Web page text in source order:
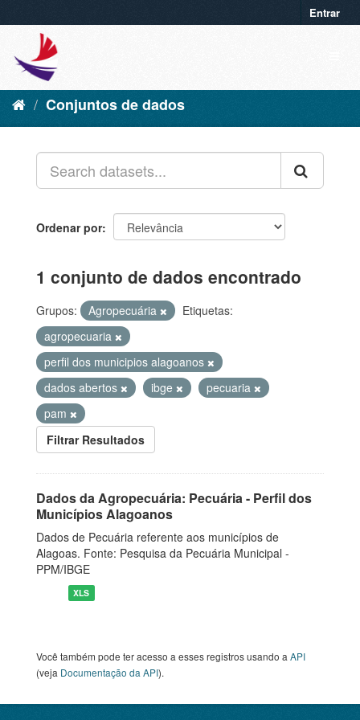
Entrar
Conjuntos de dados
Ordenar por
1 conjunto de dados encontrado
Grupos: Agropecuária
Etiquetas:
agropecuaria
perfil dos municipios alagoanos
dados abertos
ibge
pecuaria
pam
Filtrar Resultados
Dados da Agropecuária: Pecuária - Perfil dos
Municípios Alagoanos
Dados de Pecuária referente aos municípios de
Alagoas. Fonte: Pesquisa da Pecuária Municipal -
PPM/IBGE
XLS
Você também pode ter acesso a esses registros usando a API
(veja Documentação da API).